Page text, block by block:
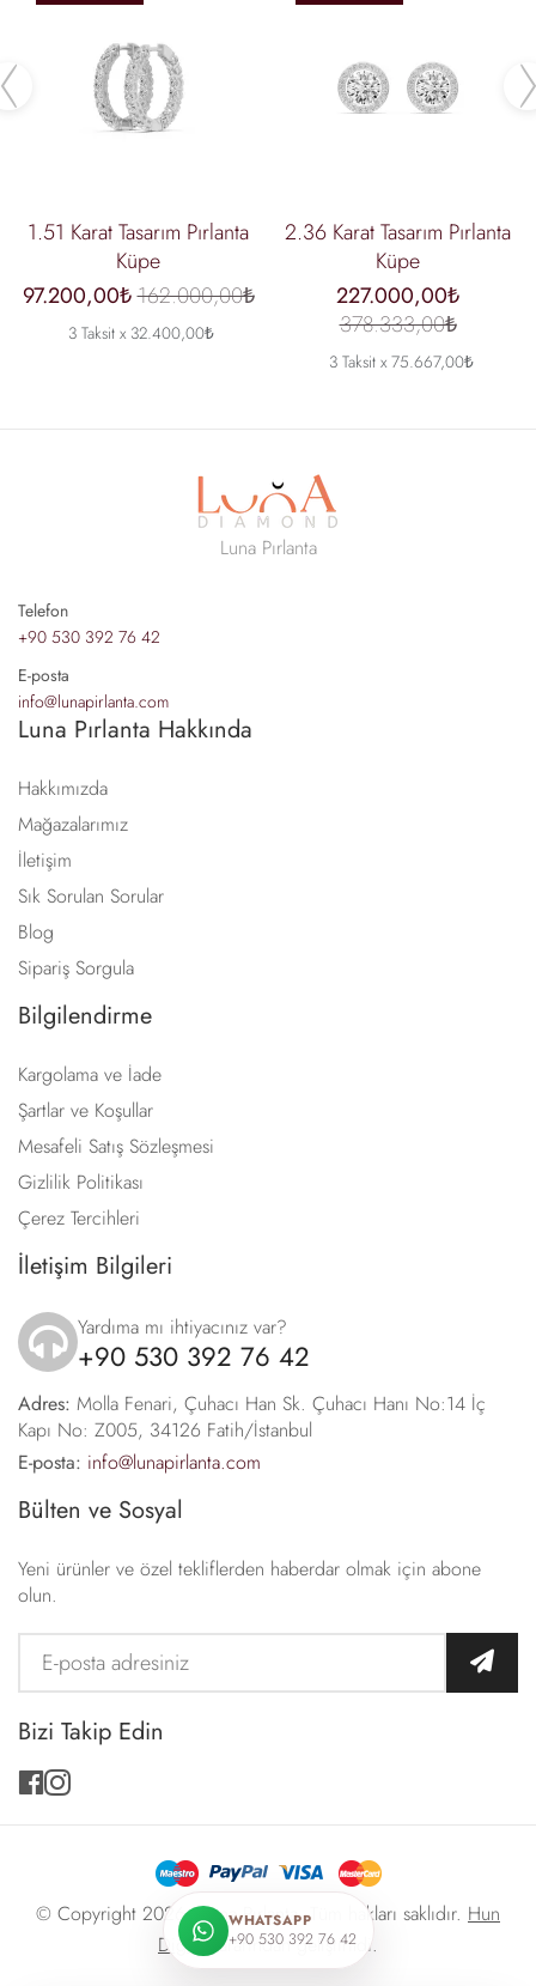
Previous
1.51 Karat Tasarım Pırlanta
Küpe
97.200,00₺162.000,00₺
3 Taksit x 32.400,00₺
2.36 Karat Tasarım Pırlanta
Küpe
227.000,00₺
378.333,00₺
3 Taksit x 75.667,00₺
Luna Pırlanta
Telefon
+90 530 392 76 42
E-posta
info@lunapirlanta.com
Luna Pırlanta Hakkında
Hakkımızda
Mağazalarımız
İletişim
Sık Sorulan Sorular
Blog
Sipariş Sorgula
Bilgilendirme
Kargolama ve İade
Şartlar ve Koşullar
Mesafeli Satış Sözleşmesi
Gizlilik Politikası
Çerez Tercihleri
İletişim Bilgileri
icon
Yardıma mı ihtiyacınız var?
+90 530 392 76 42
Adres: Molla Fenari, Çuhacı Han Sk. Çuhacı Hanı No:14 İç
Kapı No: Z005, 34126 Fatih/İstanbul
E-posta: info@lunapirlanta.com
Bülten ve Sosyal
Yeni ürünler ve özel tekliflerden haberdar olmak için abone
olun.
Bizi Takip Edin
facebook
instagram
© Copyright 2026 -Luna Pırlanta. Tüm hakları saklıdır. Hun
Digitaltarafından geliştirildi.
WHATSAPP
+90 530 392 76 42